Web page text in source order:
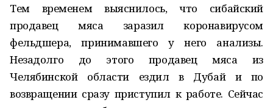
Тем временем выяснилось, что сибайский
продавец мяса заразил коронавирусом
фельдшера, принимавшего у него анализы.
Незадолго до этого продавец мяса из
Челябинской области ездил в Дубай и по
возвращении сразу приступил к работе. Сейчас